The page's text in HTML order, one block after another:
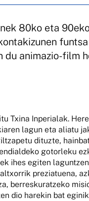
80ko eta
funtsa
du animazio-film
Txina Inperialak.
lagun eta aliatu
dituzte,
gotorleku
ihes egiten
preziatuena,
berreskuratzeko
dio harekin bat